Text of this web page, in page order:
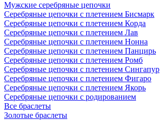
Мужские серебряные цепочки
Серебряные цепочки с плетением Бисмарк
Серебряные цепочки с плетением Корда
Серебряные цепочки с плетением Лав
Серебряные цепочки с плетением Нонна
Серебряные цепочки с плетением Панцирь
Серебряные цепочки с плетением Ромб
Серебряные цепочки с плетением Сингапур
Серебряные цепочки с плетением Фигаро
Серебряные цепочки с плетением Якорь
Серебряные цепочки с родированием
Все браслеты
Золотые браслеты